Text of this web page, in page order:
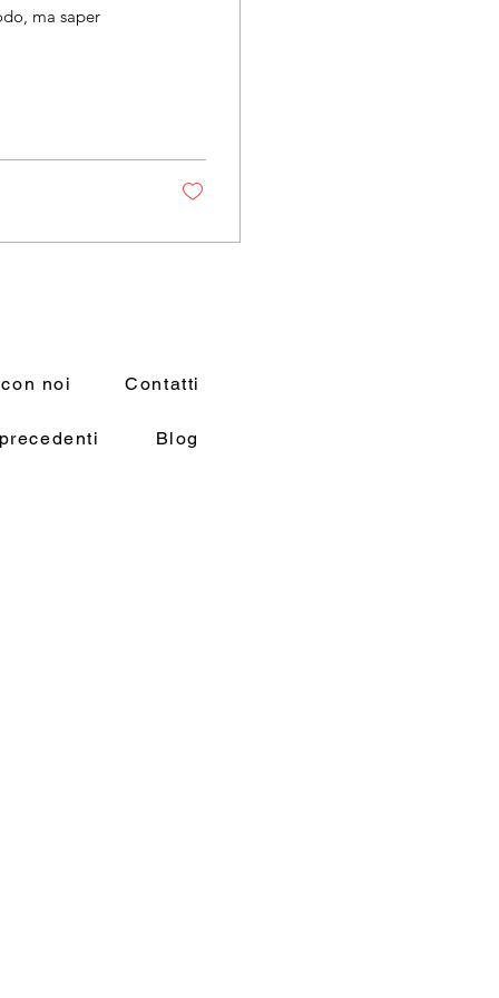
ma saper
noi Contatti
Blog